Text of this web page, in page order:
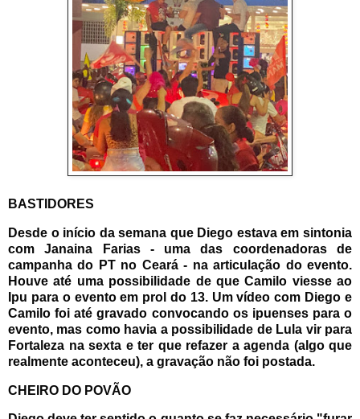
BASTIDORES
Desde o início da semana que Diego estava em sintonia
com Janaina Farias - uma das coordenadoras de
campanha do PT no Ceará - na articulação do evento.
Houve até uma possibilidade de que Camilo viesse ao
Ipu para o evento em prol do 13. Um vídeo com Diego e
Camilo foi até gravado convocando os ipuenses para o
evento, mas como havia a possibilidade de Lula vir para
Fortaleza na sexta e ter que refazer a agenda (algo que
realmente aconteceu), a gravação não foi postada.
CHEIRO DO POVÃO